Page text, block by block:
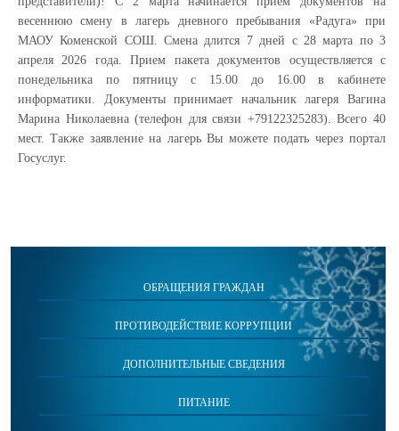
весеннюю смену в лагерь дневного пребывания «Радуга» при
МАОУ Коменской СОШ. Смена длится 7 дней с 28 марта по 3
апреля 2026 года. Прием пакета документов осуществляется с
понедельника по пятницу с 15.00 до 16.00 в кабинете
информатики. Документы принимает начальник лагеря Вагина
Марина Николаевна (телефон для связи +79122325283). Всего 40
мест. Также заявление на лагерь Вы можете подать через портал
Госуслуг.
ОБРАЩЕНИЯ ГРАЖДАН
ПРОТИВОДЕЙСТВИЕ КОРРУПЦИИ
ДОПОЛНИТЕЛЬНЫЕ СВЕДЕНИЯ
ПИТАНИЕ